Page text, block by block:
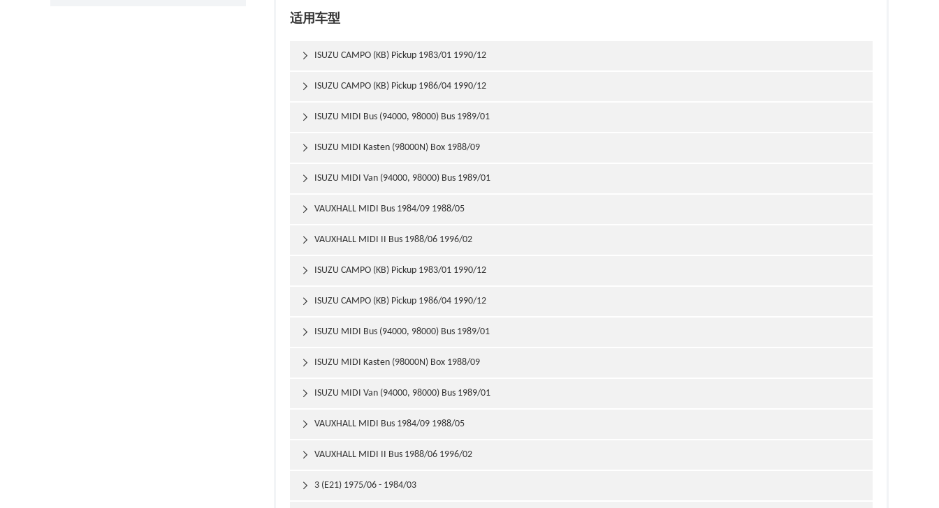
适用车型
ISUZU CAMPO (KB) Pickup 1983/01 1990/12

ISUZU CAMPO (KB) Pickup 1986/04 1990/12

ISUZU MIDI Bus (94000, 98000) Bus 1989/01

ISUZU MIDI Kasten (98000N) Box 1988/09

ISUZU MIDI Van (94000, 98000) Bus 1989/01

VAUXHALL MIDI Bus 1984/09 1988/05

VAUXHALL MIDI II Bus 1988/06 1996/02

ISUZU CAMPO (KB) Pickup 1983/01 1990/12

ISUZU CAMPO (KB) Pickup 1986/04 1990/12

ISUZU MIDI Bus (94000, 98000) Bus 1989/01

ISUZU MIDI Kasten (98000N) Box 1988/09

ISUZU MIDI Van (94000, 98000) Bus 1989/01

VAUXHALL MIDI Bus 1984/09 1988/05

VAUXHALL MIDI II Bus 1988/06 1996/02

3 (E21) 1975/06 - 1984/03
